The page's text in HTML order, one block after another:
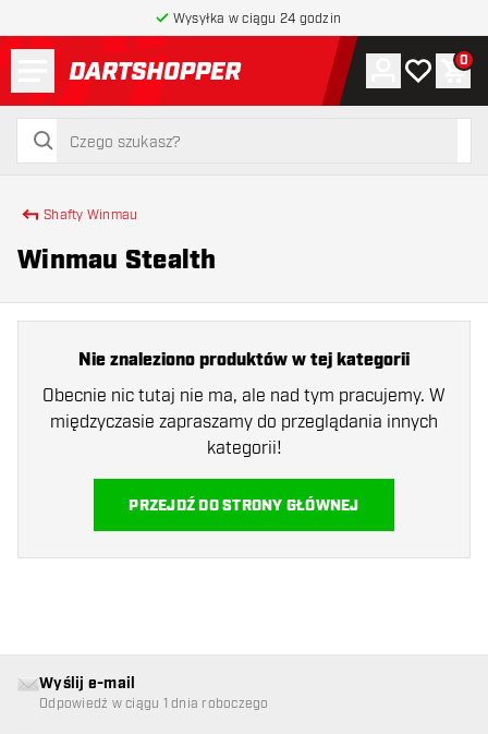
Wysyłka w ciągu 24 godzin
powrót do strony głównej
szukaj
szukaj
Konto
Moja lista
0
Shafty Winmau
Winmau Stealth
Nie znaleziono produktów w tej kategorii
Obecnie nic tutaj nie ma, ale nad tym pracujemy. W
międzyczasie zapraszamy do przeglądania innych
kategorii!
PRZEJDŹ DO STRONY GŁÓWNEJ
Wyślij e-mail
Odpowiedź w ciągu 1 dnia roboczego